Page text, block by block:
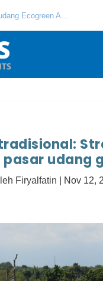
Ecogreen A...
pasar udang
Firyalfatin Nov 12,